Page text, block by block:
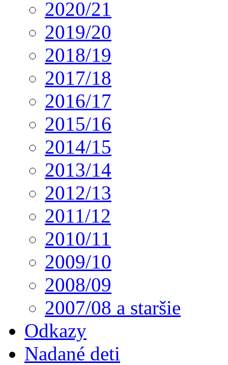
2020/21
2019/20
2018/19
2017/18
2016/17
2015/16
2014/15
2013/14
2012/13
2011/12
2010/11
2009/10
2008/09
2007/08 a staršie
Odkazy
Nadané deti